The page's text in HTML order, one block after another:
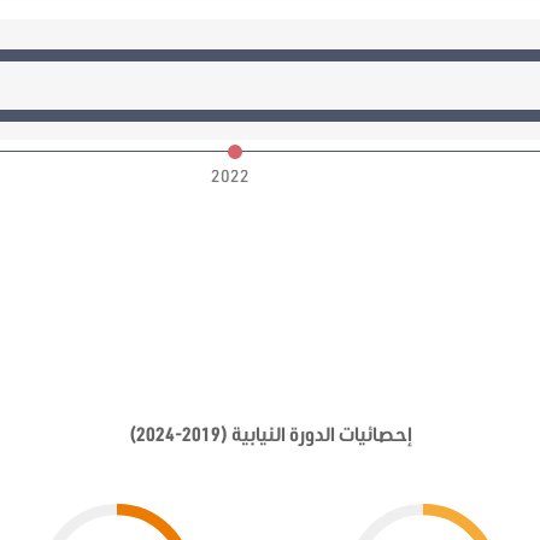
2022
إحصائيات الدورة النيابية (2019-2024)